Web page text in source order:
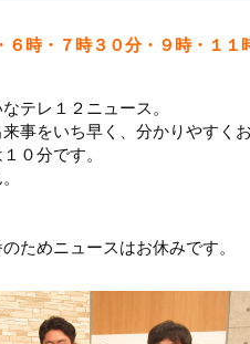
６時・７時３０分・９時・
テレ１２ニュース。
事をいち早く、分かりやすく
０分です。
ためニュースはお休みです。